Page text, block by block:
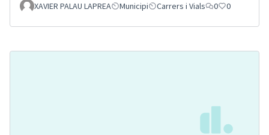
XAVIER PALAU LAPREA Municipi Carrers i Vials 0 0